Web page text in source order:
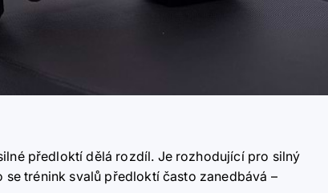
předloktí dělá rozdíl. Je rozhodující pro silný
trénink svalů předloktí často zanedbává –